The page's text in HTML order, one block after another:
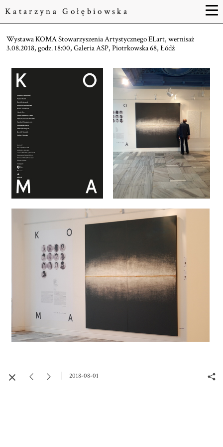
Katarzyna Gołębiowska
Wystawa KOMA Stowarzyszenia Artystycznego ELart, wernisaż
3.08.2018, godz. 18:00, Galeria ASP, Piotrkowska 68, Łódź
2018-08-01